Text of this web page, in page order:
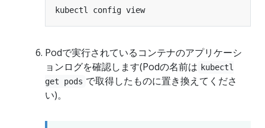
Podで実行されているコンテナのアプリケーシ
ョンログを確認します(Podの名前は kubectl
get pods で取得したものに置き換えてくださ
い)。